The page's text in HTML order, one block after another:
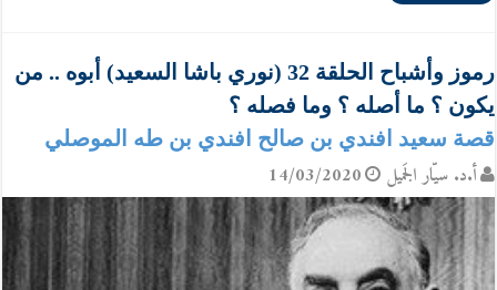
رموز وأشباح الحلقة 32 (نوري باشا السعيد) أبوه .. من
يكون ؟ ما أصله ؟ وما فصله ؟
قصة سعيد افندي بن صالح افندي بن طه الموصلي
أ.د. سيّار الجَميل 14/03/2020